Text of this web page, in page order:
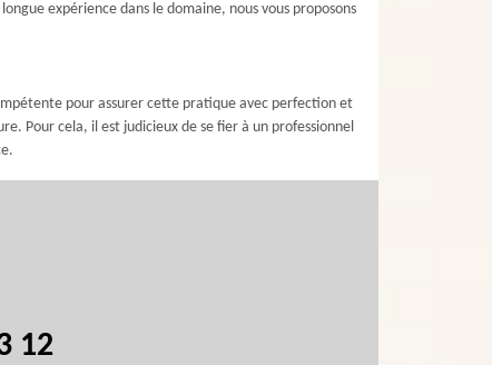
expérience dans le domaine, nous vous proposons
pour assurer cette pratique avec perfection et
Pour cela, il est judicieux de se fier à un professionnel
12